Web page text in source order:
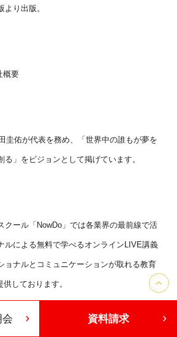
り出版。
概要
圭佑が代表を務め、「世界中の誰もが夢を
」をビジョンとして掲げています。
クール「 NowDo」では各業界の最前線で活
ルによる無料で学べるオンライン LIVE講義
ョナルとコミュニケーションが取れる教育
供しております。
会 資料請求